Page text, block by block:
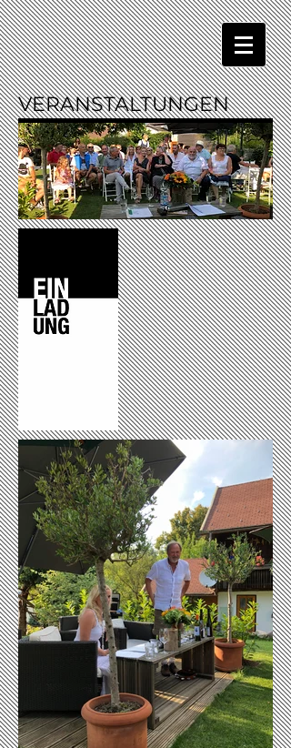
VERANSTALTUNGEN